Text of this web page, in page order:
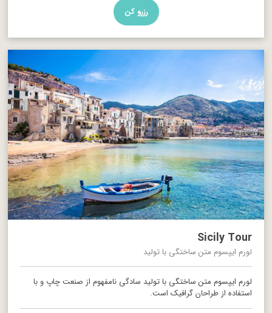
رزرو کن
Sicily Tour
لورم ایپسوم متن ساختگی با تولید
لورم ایپسوم متن ساختگی با تولید سادگی نامفهوم از صنعت چاپ و با
استفاده از طراحان گرافیک است.